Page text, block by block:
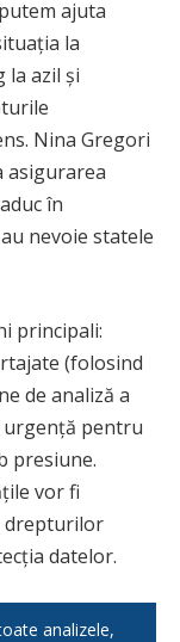
ajuta
la
la azil și
Nina Gregori
asigurarea
în
nevoie statele
principali:
(folosind
de analiză a
urgență pentru
presiune.
vor fi
drepturilor
datelor.
analizele,